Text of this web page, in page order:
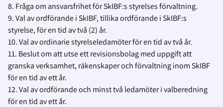
8. Fråga om ansvarsfrihet för SkIBF:s styrelses förvaltning.
9. Val av ordförande i SkIBF, tillika ordförande i SkIBF:s
styrelse, för en tid av två (2) år.
10. Val av ordinarie styrelseledamöter för en tid av två år.
11. Beslut om att utse ett revisionsbolag med uppgift att
granska verksamhet, räkenskaper och förvaltning inom SkIBF
för en tid av ett år.
12. Val av ordförande och minst två ledamöter i valberedning
för en tid av ett år.